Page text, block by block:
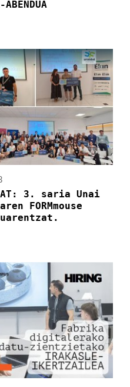
3. saria Unai
FORMmouse